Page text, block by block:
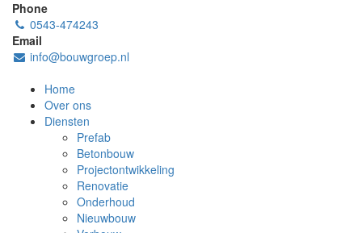
Phone
0543-474243
Email
info@bouwgroep.nl
Home
Over ons
Diensten
Prefab
Betonbouw
Projectontwikkeling
Renovatie
Onderhoud
Nieuwbouw